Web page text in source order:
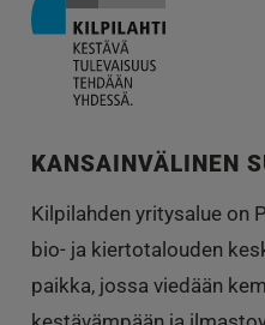
KANSAINVÄLINEN
Kilpilahden yritysalue on
bio- ja kiertotalouden
paikka, jossa viedään